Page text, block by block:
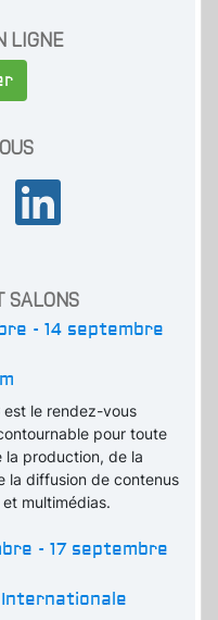
LIGNE
SALONS
- 14 septembre
est le rendez-vous
pour toute
la production, de la
la diffusion de contenus
multimédias.
- 17 septembre